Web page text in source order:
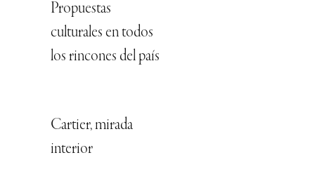
Propuestas
culturales en todos
los rincones del país
Cartier, mirada
interior